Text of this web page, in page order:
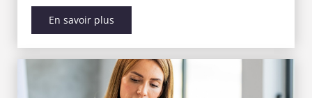
En savoir plus